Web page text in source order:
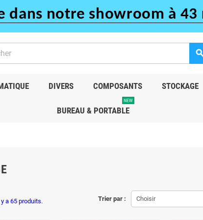
dans notre showroom à
DIVERS COMPOSANTS STOCKAGE
BUREAU & PORTABLE
NEW
Trier par : Choisir
y a 65 produits.